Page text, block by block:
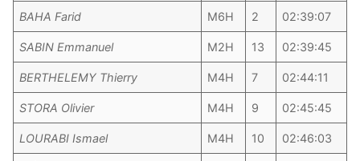
BAHA Farid M6H 2 02:39:07
SABIN Emmanuel M2H 13 02:39:45
BERTHELEMY Thierry M4H 7 02:44:11
STORA Olivier M4H 9 02:45:45
LOURABI Ismael M4H 10 02:46:03